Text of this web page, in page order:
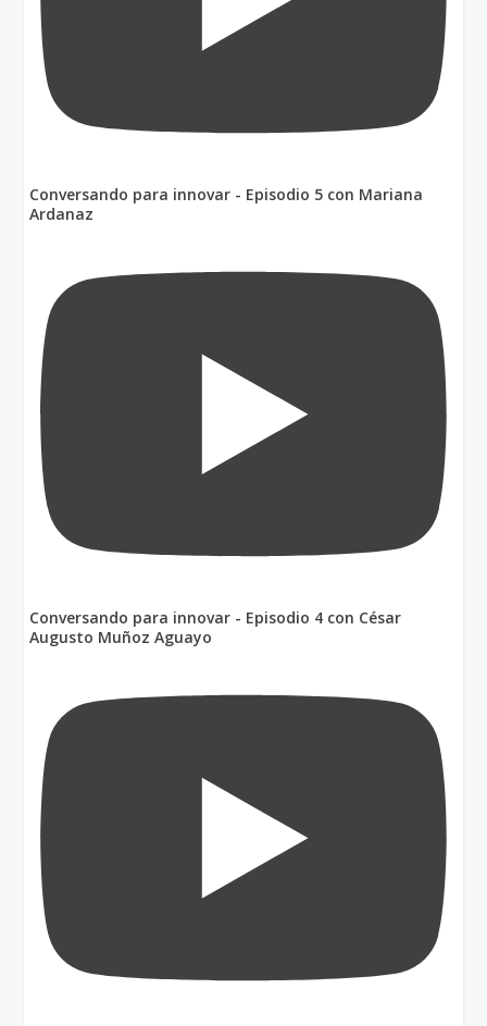
Conversando para innovar - Episodio 5 con Mariana
Ardanaz
Conversando para innovar - Episodio 4 con César
Augusto Muñoz Aguayo